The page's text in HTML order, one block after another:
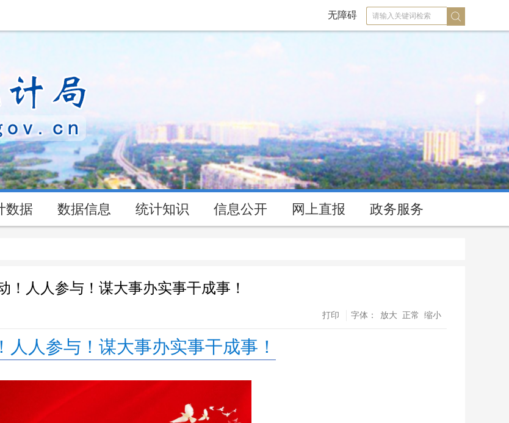
无障碍
数据 数据信息 统计知识 信息公开 网上直报 政务服务
！人人参与！谋大事办实事干成事！
打印 字体： 放大 正常 缩小
人人参与！谋大事办实事干成事！